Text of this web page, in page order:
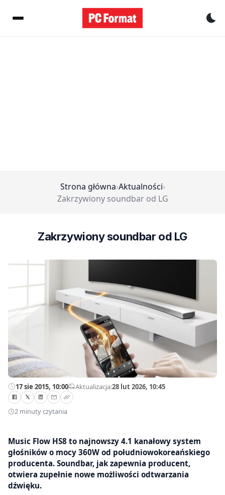
Strona główna›Aktualności›
Zakrzywiony soundbar od LG
Zakrzywiony soundbar od LG
17 sie 2015, 10:00—Aktualizacja:28 lut 2026, 10:45
2 minuty czytania
Music Flow HS8 to najnowszy 4.1 kanałowy system
głośników o mocy 360W od południowokoreańskiego
producenta. Soundbar, jak zapewnia producent,
otwiera zupełnie nowe możliwości odtwarzania
dźwięku.